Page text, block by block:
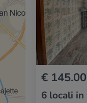
€
6 locali in